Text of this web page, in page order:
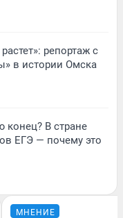
репортаж с
в истории Омска
конец? В стране
ЕГЭ — почему это
МНЕНИЕ